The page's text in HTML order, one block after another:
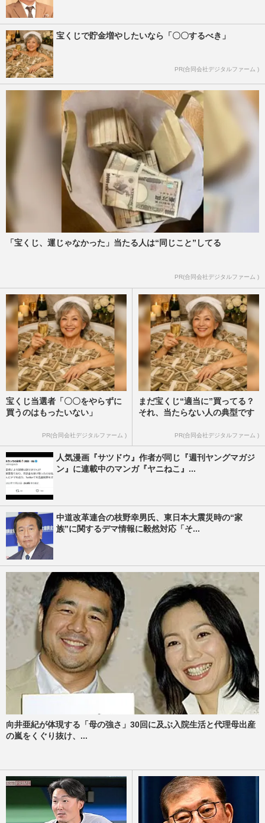
宝くじで貯金増やしたいなら「〇〇するべき」
PR(合同会社デジタルファーム )
「宝くじ、運じゃなかった」当たる人は“同じこと”してる
PR(合同会社デジタルファーム )
宝くじ当選者「〇〇をやらずに
買うのはもったいない」
PR(合同会社デジタルファーム )
まだ宝くじ“適当に”買ってる？
それ、当たらない人の典型です
PR(合同会社デジタルファーム )
人気漫画『サツドウ』作者が同じ『週刊ヤングマガジ
ン』に連載中のマンガ『ヤニねこ』...
中道改革連合の枝野幸男氏、東日本大震災時の“家
族”に関するデマ情報に毅然対応「そ...
向井亜紀が体現する「母の強さ」30回に及ぶ入院生活と代理母出産
の嵐をくぐり抜け、...